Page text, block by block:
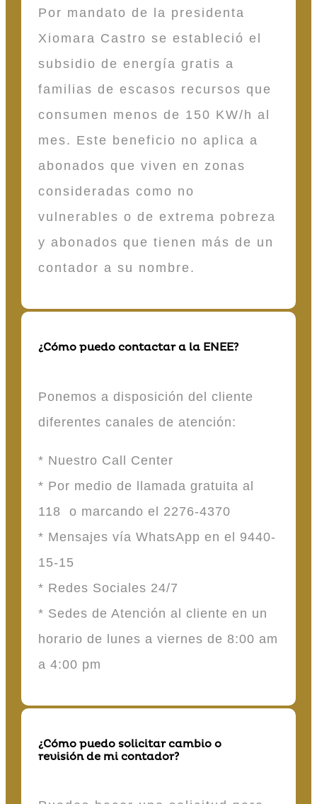
Por mandato de la presidenta
Xiomara Castro se estableció el
subsidio de energía gratis a
familias de escasos recursos que
consumen menos de 150 KW/h al
mes. Este beneficio no aplica a
abonados que viven en zonas
consideradas como no
vulnerables o de extrema pobreza
y abonados que tienen más de un
contador a su nombre.
¿Cómo puedo contactar a la ENEE?
Ponemos a disposición del cliente
diferentes canales de atención:
* Nuestro Call Center
* Por medio de llamada gratuita al
118 o marcando el 2276-4370
* Mensajes vía WhatsApp en el 9440-
15-15
* Redes Sociales 24/7
* Sedes de Atención al cliente en un
horario de lunes a viernes de 8:00 am
a 4:00 pm
¿Cómo puedo solicitar cambio o
revisión de mi contador?